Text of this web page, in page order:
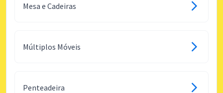
Mesa e Cadeiras
Múltiplos Móveis
Penteadeira